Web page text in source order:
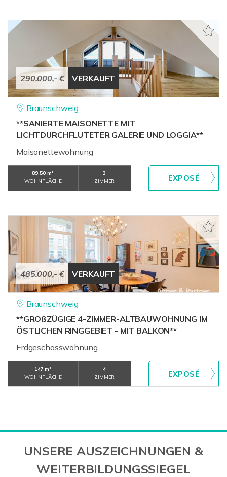
290.000,- € VERKAUFT
Braunschweig
**SANIERTE MAISONETTE MIT
LICHTDURCHFLUTETER GALERIE UND LOGGIA**
Maisonettewohnung
89,50 m²
WOHNFLÄCHE
3
ZIMMER
485.000,- € VERKAUFT
Braunschweig
**GROßZÜGIGE 4-ZIMMER-ALTBAUWOHNUNG IM
ÖSTLICHEN RINGGEBIET - MIT BALKON**
Erdgeschosswohnung
147 m²
WOHNFLÄCHE
4
ZIMMER
UNSERE AUSZEICHNUNGEN &
WEITERBILDUNGSSIEGEL